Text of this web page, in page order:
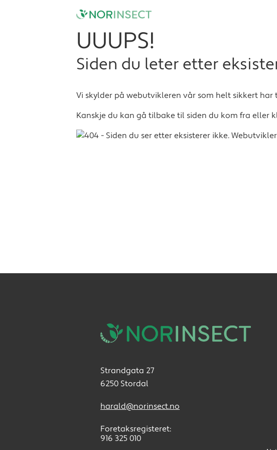
UUUPS!
Siden du leter etter
Vi skylder på webutvikleren vår som helt sikkert har
Kanskje du kan gå tilbake til siden du kom fra eller
Strandgata 27
6250 Stordal
harald@norinsect.no
Foretaksregisteret:
916 325 010